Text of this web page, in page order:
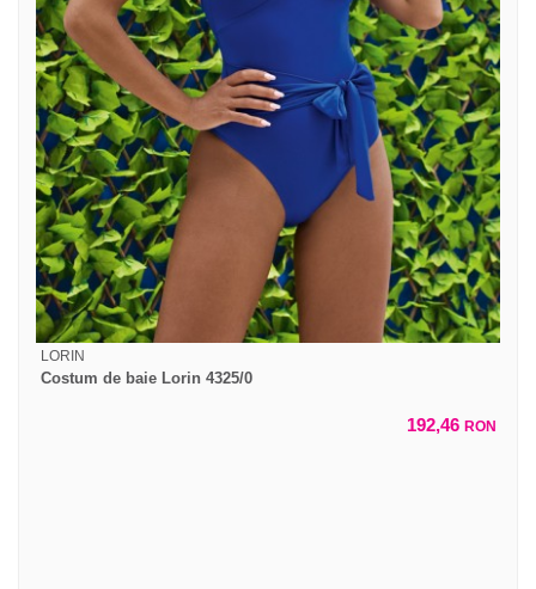
LORIN
Costum de baie Lorin 4325/0
192,46 RON